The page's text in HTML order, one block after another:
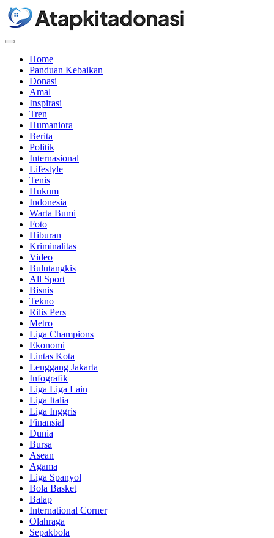
Menu
Home
Panduan Kebaikan
Donasi
Amal
Inspirasi
Tren
Humaniora
Berita
Politik
Internasional
Lifestyle
Tenis
Hukum
Indonesia
Warta Bumi
Foto
Hiburan
Kriminalitas
Video
Bulutangkis
All Sport
Bisnis
Tekno
Rilis Pers
Metro
Liga Champions
Ekonomi
Lintas Kota
Lenggang Jakarta
Infografik
Liga Liga Lain
Liga Italia
Liga Inggris
Finansial
Dunia
Bursa
Asean
Agama
Liga Spanyol
Bola Basket
Balap
International Corner
Olahraga
Sepakbola